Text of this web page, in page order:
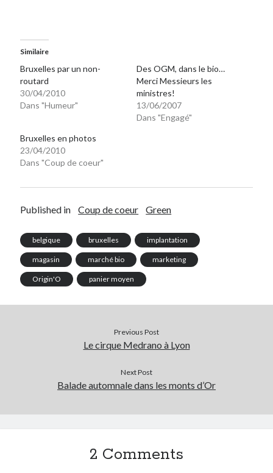
Similaire
Bruxelles par un non-
routard
30/04/2010
Dans "Humeur"
Des OGM, dans le bio…
Merci Messieurs les
ministres!
13/06/2007
Dans "Engagé"
Bruxelles en photos
23/04/2010
Dans "Coup de coeur"
Published in Coup de coeur Green
belgique bruxelles implantation
magasin marché bio marketing
Origin'O panier moyen
Previous Post
Le cirque Medrano à Lyon
Next Post
Balade automnale dans les monts d’Or
2 Comments